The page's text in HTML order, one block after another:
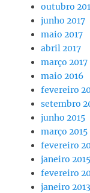
outubro
junho 2017
maio 2017
abril 2017
março 2017
maio 2016
fevereiro
setembro
junho 2015
março 2015
fevereiro
janeiro 2015
fevereiro
janeiro 2013